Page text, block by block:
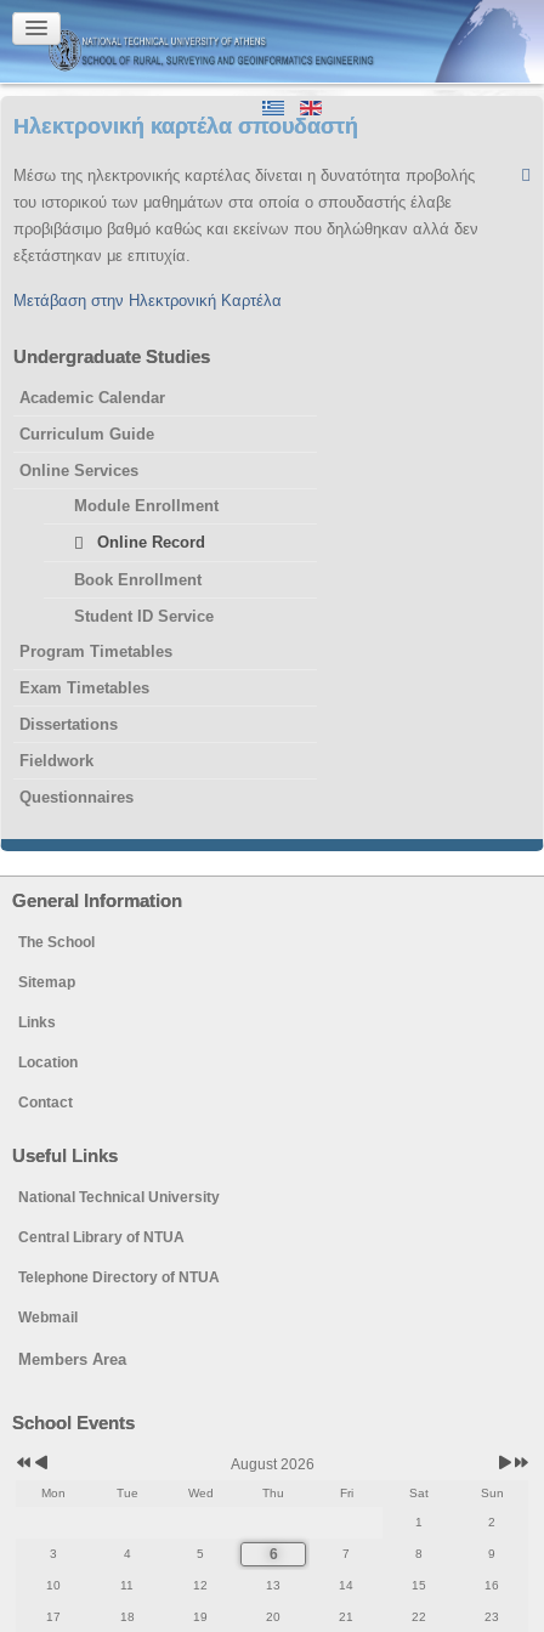
Ηλεκτρονική καρτέλα σπουδαστή
Μέσω της ηλεκτρονικής καρτέλας δίνεται η δυνατότητα προβολής
του ιστορικού των μαθημάτων στα οποία ο σπουδαστής έλαβε
προβιβάσιμο βαθμό καθώς και εκείνων που δηλώθηκαν αλλά δεν
εξετάστηκαν με επιτυχία.
Μετάβαση στην Ηλεκτρονική Καρτέλα
Undergraduate Studies
Academic Calendar
Curriculum Guide
Online Services
Module Enrollment
Online Record
Book Enrollment
Student ID Service
Program Timetables
Exam Timetables
Dissertations
Fieldwork
Questionnaires
General Information
The School
Sitemap
Links
Location
Contact
Useful Links
National Technical University
Central Library of NTUA
Telephone Directory of NTUA
Webmail
Members Area
School Events
August 2026
Mon Tue Wed Thu Fri Sat Sun
1 2
3 4 5 6 7 8 9
10 11 12 13 14 15 16
17 18 19 20 21 22 23